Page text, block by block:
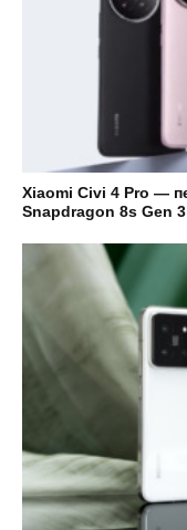
Xiaomi Civi 4 Pro —
Snapdragon 8s Gen 3